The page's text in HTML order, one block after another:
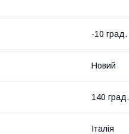
-10 град.
Новий
140 град.
Італія